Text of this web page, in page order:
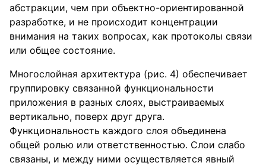
абстракции, чем при объектно-ориентированной
разработке, и не происходит концентрации
внимания на таких вопросах, как протоколы связи
или общее состояние.
Многослойная архитектура (рис. 4) обеспечивает
группировку связанной функциональности
приложения в разных слоях, выстраиваемых
вертикально, поверх друг друга.
Функциональность каждого слоя объединена
общей ролью или ответственностью. Слои слабо
связаны, и между ними осуществляется явный